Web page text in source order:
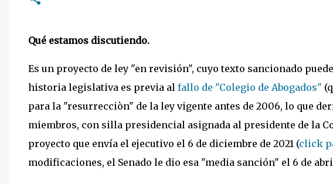
Qué estamos discutiendo.
Es un proyecto de ley "en revisión", cuyo texto sancionado
historia legislativa es previa al fallo de "Colegio de Abogados"
para la "resurrecciòn" de la ley vigente antes de 2006, lo que
miembros, con silla presidencial asignada al presidente de la
proyecto que envía el ejecutivo el 6 de diciembre de 2021 (click
modificaciones, el Senado le dio esa "media sanción" el 6 de